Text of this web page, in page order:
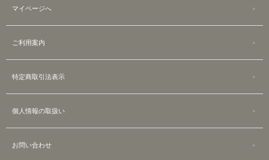
マイページへ
ご利用案内
特定商取引法表示
個人情報の取扱い
お問い合わせ